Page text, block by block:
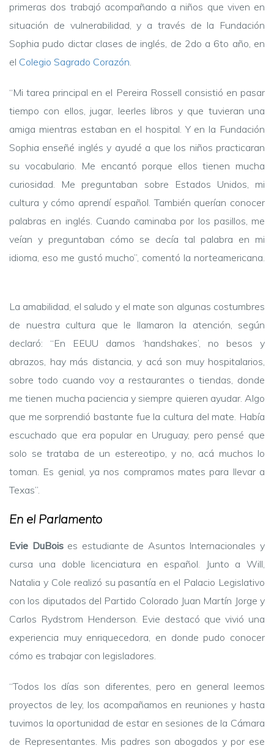
primeras dos trabajó acompañando a niños que viven en
situación de vulnerabilidad, y a través de la Fundación
Sophia pudo dictar clases de inglés, de 2do a 6to año, en
el Colegio Sagrado Corazón.
“Mi tarea principal en el Pereira Rossell consistió en pasar
tiempo con ellos, jugar, leerles libros y que tuvieran una
amiga mientras estaban en el hospital. Y en la Fundación
Sophia enseñé inglés y ayudé a que los niños practicaran
su vocabulario. Me encantó porque ellos tienen mucha
curiosidad. Me preguntaban sobre Estados Unidos, mi
cultura y cómo aprendí español. También querían conocer
palabras en inglés. Cuando caminaba por los pasillos, me
veían y preguntaban cómo se decía tal palabra en mi
idioma, eso me gustó mucho”, comentó la norteamericana.
La amabilidad, el saludo y el mate son algunas costumbres
de nuestra cultura que le llamaron la atención, según
declaró: “En EEUU damos ‘handshakes’, no besos y
abrazos, hay más distancia, y acá son muy hospitalarios,
sobre todo cuando voy a restaurantes o tiendas, donde
me tienen mucha paciencia y siempre quieren ayudar. Algo
que me sorprendió bastante fue la cultura del mate. Había
escuchado que era popular en Uruguay, pero pensé que
solo se trataba de un estereotipo, y no, acá muchos lo
toman. Es genial, ya nos compramos mates para llevar a
Texas”.
En el Parlamento
Evie DuBoises estudiante de Asuntos Internacionales y
cursa una doble licenciatura en español. Junto a Will,
Natalia y Cole realizó su pasantía en el Palacio Legislativo
con los diputados del Partido Colorado Juan Martín Jorge y
Carlos Rydstrom Henderson. Evie destacó que vivió una
experiencia muy enriquecedora, en donde pudo conocer
cómo es trabajar con legisladores.
“Todos los días son diferentes, pero en general leemos
proyectos de ley, los acompañamos en reuniones y hasta
tuvimos la oportunidad de estar en sesiones de la Cámara
de Representantes. Mis padres son abogados y por ese